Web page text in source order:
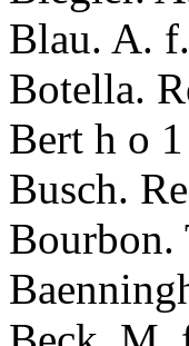
Вlau. A.
Воtella.
Вert h о
Вusсh.
Bourbon.